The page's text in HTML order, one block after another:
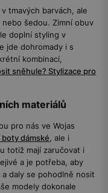
tmavých barvách, ale
šedou. Zimní obuv
doplní styling v
jde dohromady i s
kombinací,
sněhule? Stylizace pro
materiálů
pro nás ve Wojas
dámské, ale i
totiž mají zaručovat i
a je potřeba, aby
daly se pohodlně nosit
modely dokonale